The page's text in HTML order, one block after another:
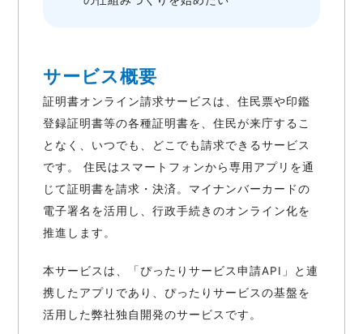
サービス概要
証明書オンライン請求サービスは、住民票や印鑑
登録証明書等の各種証明書を、住民が来庁するこ
となく、いつでも、どこでも請求できるサービス
です。 住民はスマートフォンから専用アプリを通
じて証明書を請求・決済。マイナンバーカードの
電子署名を活用し、行政手続きのオンライン化を
推進します。
本サービスは、「ぴったりサービス申請API」と連
携したアプリであり、ぴったりサービスの基盤を
活用した弊社独自開発のサービスです。